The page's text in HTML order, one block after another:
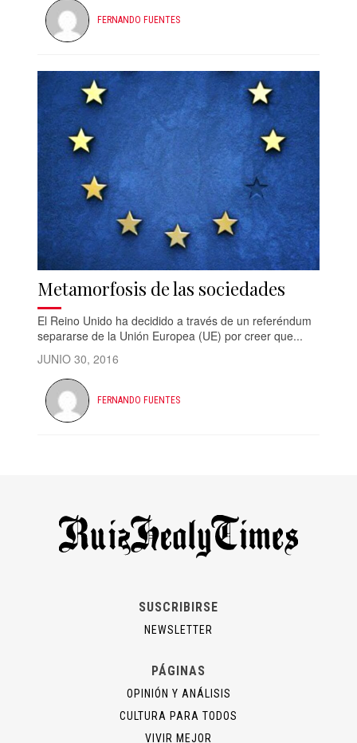
FERNANDO FUENTES
Metamorfosis de las sociedades
El Reino Unido ha decidido a través de un referéndum
separarse de la Unión Europea (UE) por creer que...
JUNIO 30, 2016
FERNANDO FUENTES
SUSCRIBIRSE
NEWSLETTER
PÁGINAS
OPINIÓN Y ANÁLISIS
CULTURA PARA TODOS
VIVIR MEJOR